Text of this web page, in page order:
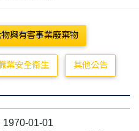
與有害事業廢棄物
業安全衛生 其他公告
1970-01-01